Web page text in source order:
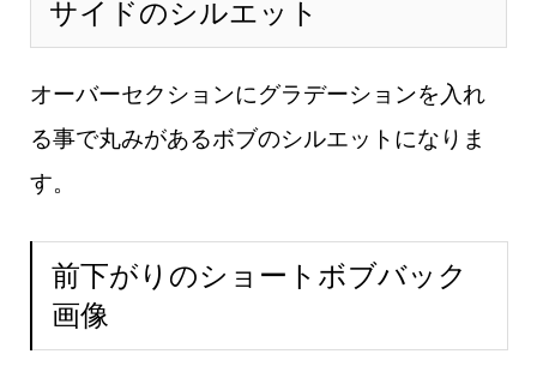
サイドのシルエット
オーバーセクションにグラデーションを入れ
る事で丸みがあるボブのシルエットになりま
す。
前下がりのショートボブバック
画像